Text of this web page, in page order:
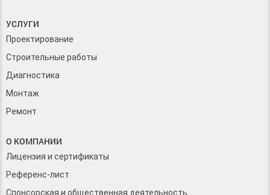
УСЛУГИ
Проектирование
Строительные работы
Диагностика
Монтаж
Ремонт
О КОМПАНИИ
Лицензия и сертификаты
Референс-лист
Спонсорская и общественная деятельность